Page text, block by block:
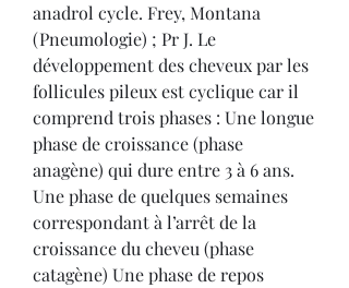
anadrol cycle. Frey, Montana
(Pneumologie) ; Pr J. Le
développement des cheveux par les
follicules pileux est cyclique car il
comprend trois phases : Une longue
phase de croissance (phase
anagène) qui dure entre 3 à 6 ans.
Une phase de quelques semaines
correspondant à l’arrêt de la
croissance du cheveu (phase
catagène) Une phase de repos